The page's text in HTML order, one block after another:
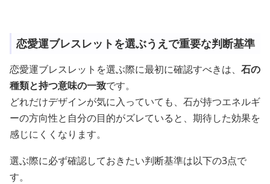
恋愛運ブレスレットを選ぶうえで重要な判断基準
恋愛運ブレスレットを選ぶ際に最初に確認すべきは、 石の
種類と持つ意味の一致です。
どれだけデザインが気に入っていても、石が持つエネルギ
ーの方向性と自分の目的がズレていると、期待した効果を
感じにくくなります。
選ぶ際に必ず確認しておきたい判断基準は以下の3点で
す。